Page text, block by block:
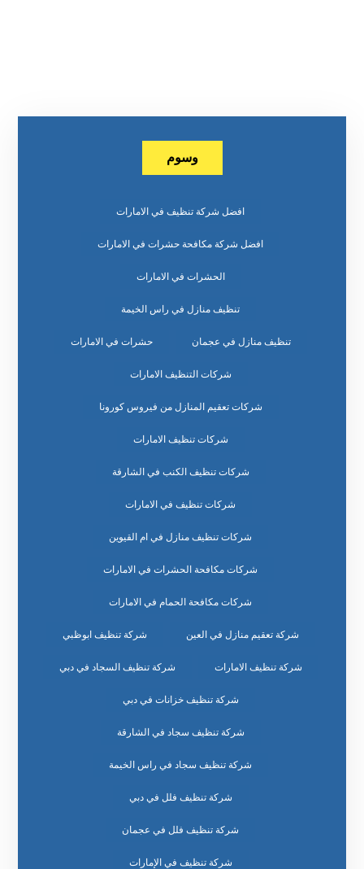
وسوم
افضل شركة تنظيف في الامارات
افضل شركة مكافحة حشرات في الامارات
الحشرات في الامارات
تنظيف منازل في راس الخيمة
تنظيف منازل في عجمان حشرات في الامارات
شركات التنظيف الامارات
شركات تعقيم المنازل من فيروس كورونا
شركات تنظيف الامارات
شركات تنظيف الكنب في الشارقة
شركات تنظيف في الامارات
شركات تنظيف منازل في ام القيوين
شركات مكافحة الحشرات في الامارات
شركات مكافحة الحمام في الامارات
شركة تعقيم منازل في العين شركة تنظيف ابوظبي
شركة تنظيف الامارات شركة تنظيف السجاد في دبي
شركة تنظيف خزانات في دبي
شركة تنظيف سجاد في الشارقة
شركة تنظيف سجاد في راس الخيمة
شركة تنظيف فلل في دبي
شركة تنظيف فلل في عجمان
شركة تنظيف في الإمارات